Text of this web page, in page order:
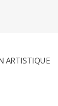
ARTISTIQUE